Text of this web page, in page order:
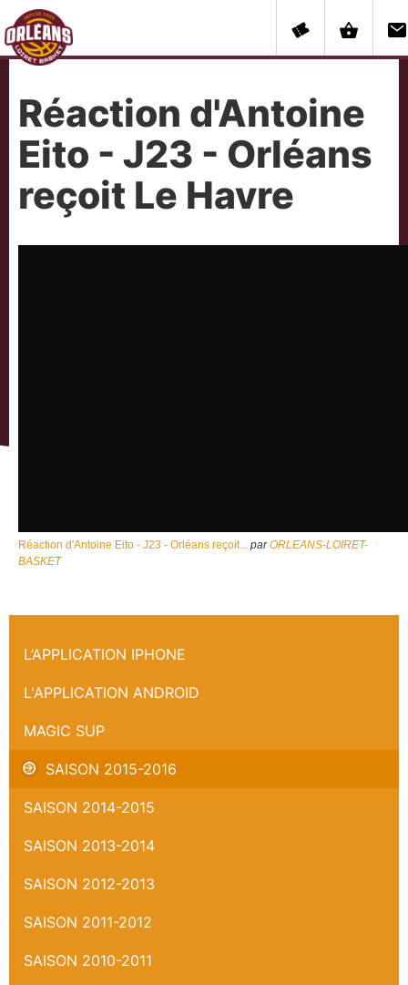
Réaction d'Antoine
Eito - J23 - Orléans
reçoit Le Havre
Réaction d'Antoine Eito - J23 - Orléans reçoit... parORLEANS-LOIRET-
BASKET
L’APPLICATION IPHONE
L'APPLICATION ANDROID
MAGIC SUP
SAISON 2015-2016
SAISON 2014-2015
SAISON 2013-2014
SAISON 2012-2013
SAISON 2011-2012
SAISON 2010-2011